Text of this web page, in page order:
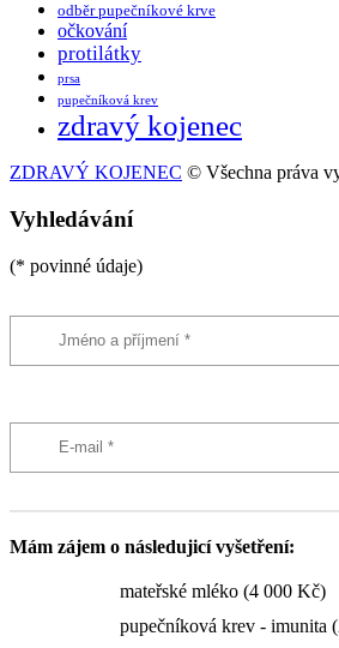
odběr pupečníkové krve
očkování
protilátky
prsa
pupečníková krev
zdravý kojenec
ZDRAVÝ KOJENEC © Všechna práva
Vyhledávání
(* povinné údaje)
Mám zájem o následujicí vyšetření:
mateřské mléko (4 000 Kč)
pupečníková krev - imunita